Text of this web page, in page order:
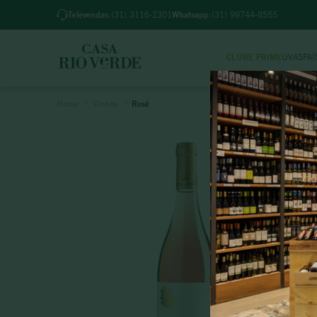
Televendas: (31) 3116-2301 Whatsapp: (31) 99744-8555
BH pedidos feitos até 18h (2ª a 6ª) e até 12h (sab)
CLUBE PRIME UVAS
Rosé 1º
2º
3º
4º
5º
6º
7º
8º
9º